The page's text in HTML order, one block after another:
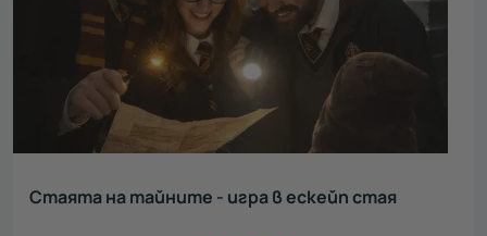
Стаята на тайните - игра в ескейп стая